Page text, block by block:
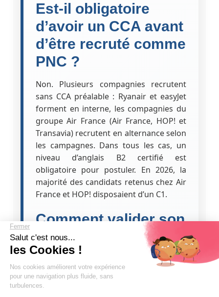
Est-il obligatoire
d’avoir un CCA avant
d’être recruté comme
PNC ?
Non. Plusieurs compagnies recrutent
sans CCA préalable : Ryanair et easyJet
forment en interne, les compagnies du
groupe Air France (Air France, HOP! et
Transavia) recrutent en alternance selon
les campagnes. Dans tous les cas, un
niveau d’anglais B2 certifié est
obligatoire pour postuler. En 2026, la
majorité des candidats retenus chez Air
France et HOP! disposaient d’un C1.
Comment valider son
niveau d’anglais pour
la formation PNC ?
Les certifications LILATE et Linguaskill
sont les références du secteur. Le niveau
+ 1000 ÉLÈVES EN COMPAGNIE